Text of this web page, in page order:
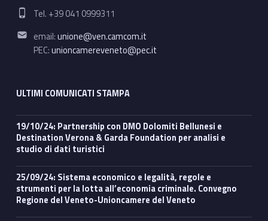
Phone number:
Tel. +39 041 0999311
Email address:
email:unione@ven.camcom.it
PEC:unioncamereveneto@pec.it
ULTIMI COMUNICATI STAMPA
19/10/24: Partnership con DMO Dolomiti Bellunesi e
Destination Verona & Garda Foundation per analisi e
studio di dati turistici
25/09/24: Sistema economico e legalità, regole e
strumenti per la lotta all’economia criminale. Convegno
Regione del Veneto-Unioncamere del Veneto